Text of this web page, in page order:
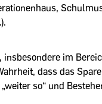
im
dass das
so“ und